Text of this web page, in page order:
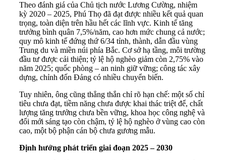
Theo đánh giá của Chủ tịch nước Lương Cường, nhiệm
kỳ 2020 – 2025, Phú Thọ đã đạt được nhiều kết quả quan
trọng, toàn diện trên hầu hết các lĩnh vực. Kinh tế tăng
trưởng bình quân 7,5%/năm, cao hơn mức chung cả nước;
quy mô kinh tế đứng thứ 6/34 tỉnh, thành, dẫn đầu vùng
Trung du và miền núi phía Bắc. Cơ sở hạ tầng, môi trường
đầu tư được cải thiện; tỷ lệ hộ nghèo giảm còn 2,75% vào
năm 2025; quốc phòng – an ninh giữ vững; công tác xây
dựng, chỉnh đốn Đảng có nhiều chuyển biến.
Tuy nhiên, ông cũng thẳng thắn chỉ rõ hạn chế: một số chỉ
tiêu chưa đạt, tiềm năng chưa được khai thác triệt để, chất
lượng tăng trưởng chưa bền vững, khoa học công nghệ và
đổi mới sáng tạo còn chậm, tỷ lệ hộ nghèo ở vùng cao còn
cao, một bộ phận cán bộ chưa gương mẫu.
Định hướng phát triển giai đoạn 2025 – 2030